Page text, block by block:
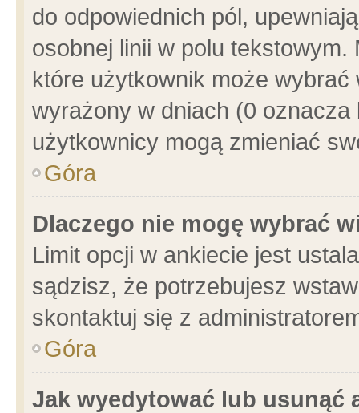
do odpowiednich pól,
osobnej linii w polu
które użytkownik może
wyrażony w dniach (0
użytkownicy mogą zmieniać
Góra
Dlaczego nie mogę wybrać
Limit opcji w ankiecie jest
sądzisz, że potrzebujesz
skontaktuj się z
Góra
Jak wyedytować lub usunąć